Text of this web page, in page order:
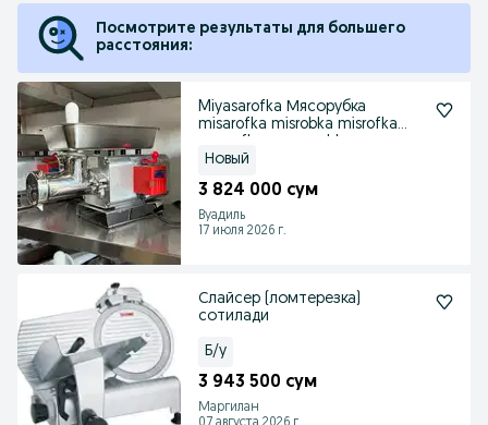
Посмотрите результаты для большего
расстояния:
Miyasarofka Мясорубка
misarofka misrobka misrofka
Новый
3 824 000 сум
Вуадиль
17 июля 2026 г.
Слайсер (ломтерезка)
сотилади
Б/у
3 943 500 сум
Маргилан